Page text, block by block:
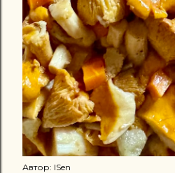
Автор: ISen